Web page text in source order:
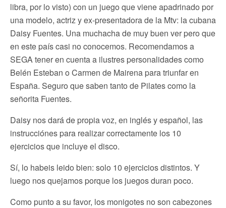
libra, por lo visto) con un juego que viene apadrinado por
una modelo, actriz y ex-presentadora de la Mtv: la cubana
Daisy Fuentes. Una muchacha de muy buen ver pero que
en este país casi no conocemos. Recomendamos a
SEGA tener en cuenta a ilustres personalidades como
Belén Esteban o Carmen de Mairena para triunfar en
España. Seguro que saben tanto de Pilates como la
señorita Fuentes.
Daisy nos dará de propia voz, en inglés y español, las
instrucciónes para realizar correctamente los 10
ejercicios que incluye el disco.
Sí, lo habeis leido bien: solo 10 ejercicios distintos. Y
luego nos quejamos porque los juegos duran poco.
Como punto a su favor, los monigotes no son cabezones